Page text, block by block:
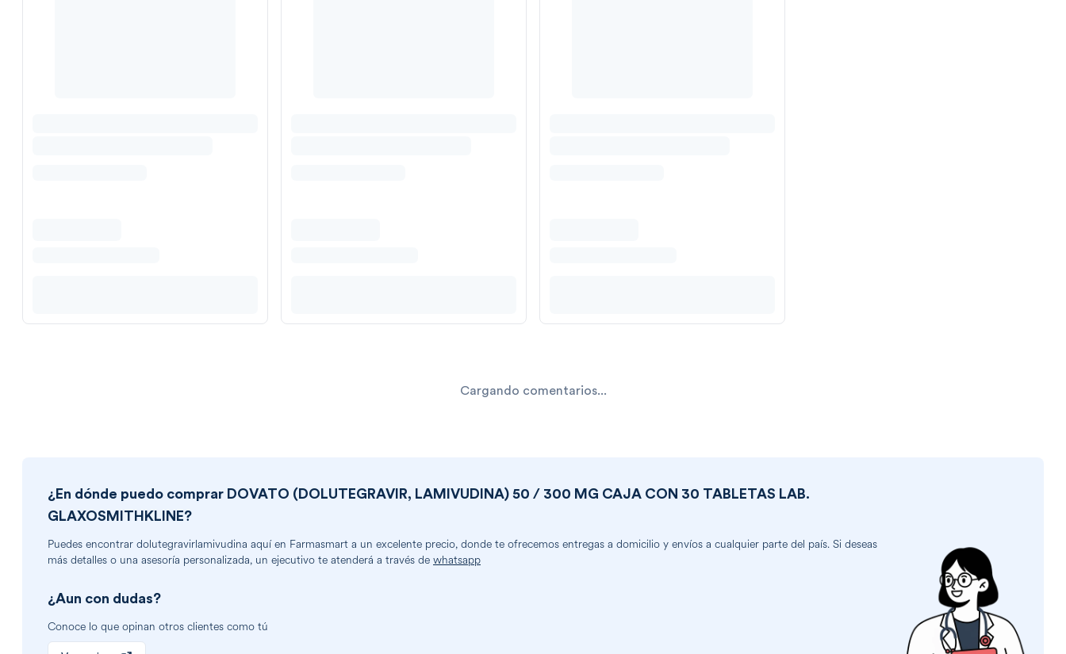
Cargando comentarios...
¿En dónde puedo comprar DOVATO (DOLUTEGRAVIR, LAMIVUDINA) 50 / 300 MG CAJA CON 30 TABLETAS LAB.
GLAXOSMITHKLINE?
Puedes encontrar dolutegravirlamivudina aquí en Farmasmart a un excelente precio, donde te ofrecemos entregas a domicilio y envíos a cualquier parte del país. Si deseas
más detalles o una asesoría personalizada, un ejecutivo te atenderá a través de whatsapp
¿Aun con dudas?
Conoce lo que opinan otros clientes como tú